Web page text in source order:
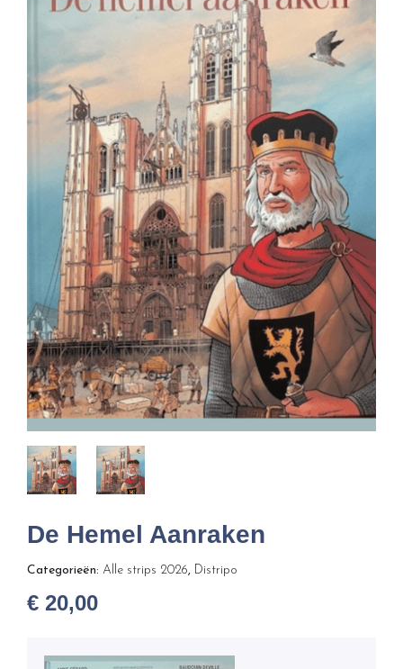
De Hemel Aanraken
Categorieën: Alle strips 2026, Distripo
€ 20,00